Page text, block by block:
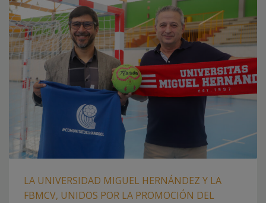
LA UNIVERSIDAD MIGUEL HERNÁNDEZ Y LA
FBMCV, UNIDOS POR LA PROMOCIÓN DEL